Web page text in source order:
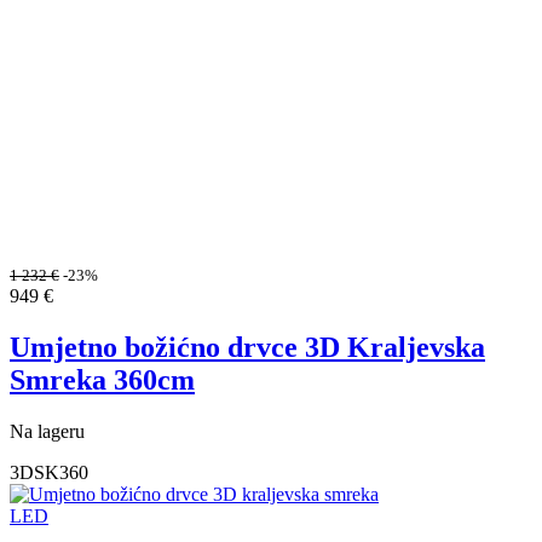
1 232€ -23%
949 €
Umjetno božićno drvce 3D Kraljevska
Smreka 360cm
Na lageru
3DSK360